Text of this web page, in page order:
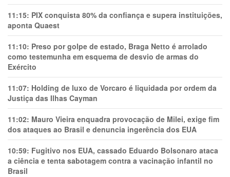
11:15: PIX conquista 80% da confiança e supera instituições,
aponta Quaest
11:10: Preso por golpe de estado, Braga Netto é arrolado
como testemunha em esquema de desvio de armas do
Exército
11:07: Holding de luxo de Vorcaro é liquidada por ordem da
Justiça das Ilhas Cayman
11:02: Mauro Vieira enquadra provocação de Milei, exige fim
dos ataques ao Brasil e denuncia ingerência dos EUA
10:59: Fugitivo nos EUA, cassado Eduardo Bolsonaro ataca
a ciência e tenta sabotagem contra a vacinação infantil no
Brasil